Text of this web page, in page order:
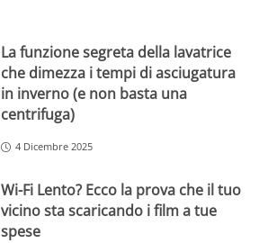
La funzione segreta della lavatrice
che dimezza i tempi di asciugatura
in inverno (e non basta una
centrifuga)
4 Dicembre 2025
Wi-Fi Lento? Ecco la prova che il tuo
vicino sta scaricando i film a tue
spese